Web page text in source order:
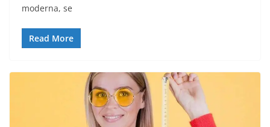
moderna, se
Read More